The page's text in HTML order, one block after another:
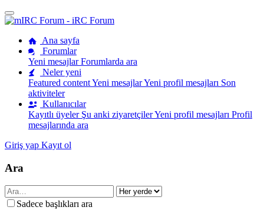
Ana sayfa
Forumlar
Yeni mesajlarForumlarda ara
Neler yeni
Featured contentYeni mesajlarYeni profil mesajları Son
aktiviteler
Kullanıcılar
Kayıtlı üyeler Şu anki ziyaretçilerYeni profil mesajları Profil
mesajlarında ara
Giriş yap Kayıt ol
Ara
Sadece başlıkları ara